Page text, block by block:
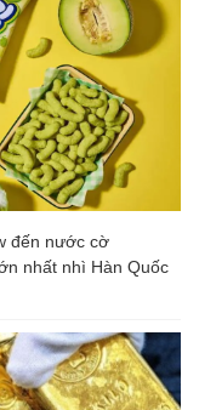
đến nước cờ
nhất nhì Hàn Quốc